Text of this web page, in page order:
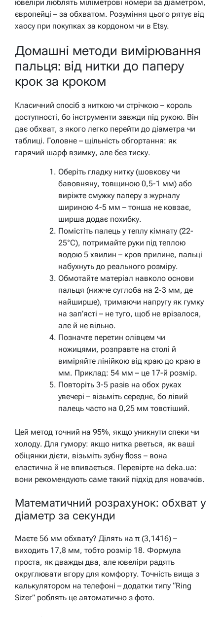
ювеліри люблять міліметрові номери за діаметром,
європейці – за обхватом. Розуміння цього рятує від
хаосу при покупках за кордоном чи в Etsy.
Домашні методи вимірювання
пальця: від нитки до паперу
крок за кроком
Класичний спосіб з ниткою чи стрічкою – король
доступності, бо інструменти завжди під рукою. Він
дає обхват, з якого легко перейти до діаметра чи
таблиці. Головне – щільність обгортання: як
гарячий шарф взимку, але без тиску.
Оберіть гладку нитку (шовкову чи
бавовняну, товщиною 0,5-1 мм) або
виріжте смужку паперу з журналу
шириною 4-5 мм – тонша не ковзає,
ширша додає похибку.
Помістіть палець у теплу кімнату (22-
25°C), потримайте руки під теплою
водою 5 хвилин – кров прилине, пальці
набухнуть до реального розміру.
Обмотайте матеріал навколо основи
пальця (нижче суглоба на 2-3 мм, де
найширше), тримаючи напругу як гумку
на зап’ясті – не туго, щоб не врізалося,
але й не вільно.
Позначте перетин олівцем чи
ножицями, розправте на столі й
виміряйте лінійкою від краю до краю в
мм. Приклад: 54 мм – це 17-й розмір.
Повторіть 3-5 разів на обох руках
увечері – візьміть середнє, бо лівий
палець часто на 0,25 мм товстіший.
Цей метод точний на 95%, якщо уникнути спеки чи
холоду. Для гумору: якщо нитка рветься, як ваші
обіцянки дієти, візьміть зубну floss – вона
еластична й не впивається. Перевірте на deka.ua:
вони рекомендують саме такий підхід для новачків.
Математичний розрахунок: обхват у
діаметр за секунди
Маєте 56 мм обхвату? Ділять на π (3,1416) –
виходить 17,8 мм, тобто розмір 18. Формула
проста, як дважды два, але ювеліри радять
округлювати вгору для комфорту. Точність вища з
калькулятором на телефоні – додатки типу “Ring
Sizer” роблять це автоматично з фото.